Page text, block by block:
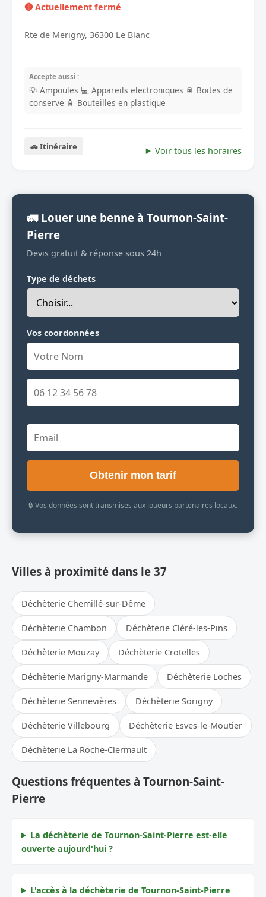
🔴 Actuellement fermé
Rte de Merigny, 36300 Le Blanc
Accepte aussi :
💡 Ampoules 💻 Appareils electroniques 🥫 Boites de
conserve 🧴 Bouteilles en plastique
🚗 Itinéraire Voir tous les horaires
🚛 Louer une benne à Tournon-Saint-
Pierre
Devis gratuit & réponse sous 24h
Type de déchets
Vos coordonnées
Obtenir mon tarif
🔒 Vos données sont transmises aux loueurs partenaires locaux.
Villes à proximité dans le 37
Déchèterie Chemillé-sur-Dême
Déchèterie Chambon Déchèterie Cléré-les-Pins
Déchèterie Mouzay Déchèterie Crotelles
Déchèterie Marigny-Marmande Déchèterie Loches
Déchèterie Sennevières Déchèterie Sorigny
Déchèterie Villebourg Déchèterie Esves-le-Moutier
Déchèterie La Roche-Clermault
Questions fréquentes à Tournon-Saint-
Pierre
La déchèterie de Tournon-Saint-Pierre est-elle
ouverte aujourd'hui ?
L'accès à la déchèterie de Tournon-Saint-Pierre